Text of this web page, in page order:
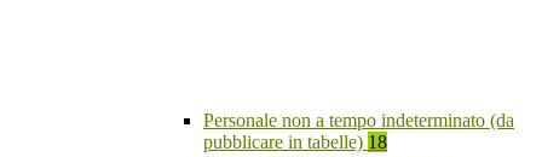
Personale non a tempo indeterminato (da
pubblicare in tabelle) 18